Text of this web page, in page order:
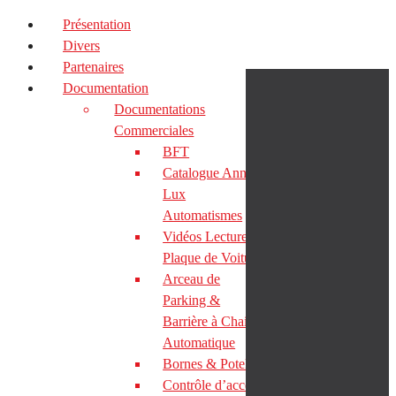
Présentation
Divers
Partenaires
Documentation
Documentations
Commerciales
BFT
Catalogue Annexe
Lux
Automatismes
Vidéos Lecture de
Plaque de Voiture
Arceau de
Parking &
Barrière à Chaine
Automatique
Bornes & Potelets
Contrôle d’accès